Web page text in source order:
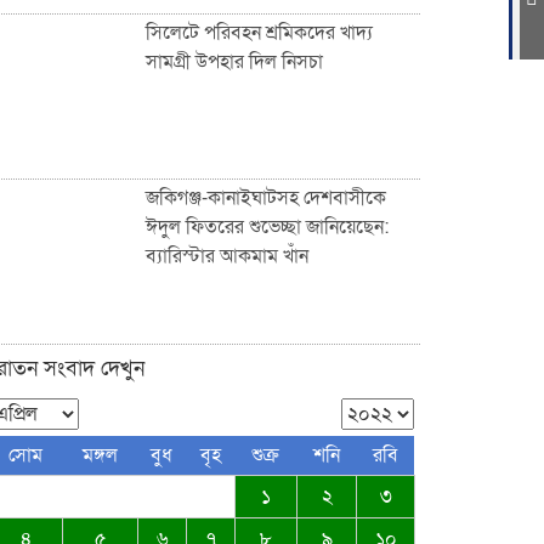
জকিগঞ্জ-কানাইঘাটসহ দেশবাসীকে
ঈদুল ফিতরের শুভেচ্ছা জানিয়েছেন:
ব্যারিস্টার আকমাম খাঁন
সিলেটে পরিবহন শ্রমিকদের খাদ্য
সামগ্রী উপহার দিল নিসচা
জকিগঞ্জ-কানাইঘাটসহ দেশবাসীকে
ঈদুল ফিতরের শুভেচ্ছা জানিয়েছেন:
ব্যারিস্টার আকমাম খাঁন
সংবাদ দেখুন
সোম মঙ্গল বুধ বৃহ শুক্র শনি
রবি
১
২
৩